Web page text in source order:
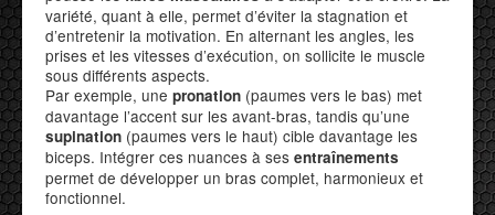
variété, quant à elle, permet d’éviter la stagnation et
d’entretenir la motivation. En alternant les angles, les
prises et les vitesses d’exécution, on sollicite le muscle
sous différents aspects.
Par exemple, une pronation (paumes vers le bas) met
davantage l’accent sur les avant-bras, tandis qu’une
supination (paumes vers le haut) cible davantage les
biceps. Intégrer ces nuances à ses entraînements
permet de développer un bras complet, harmonieux et
fonctionnel.